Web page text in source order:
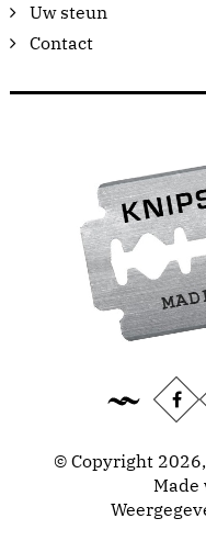
Uw steun
Contact
© Copyright
Made